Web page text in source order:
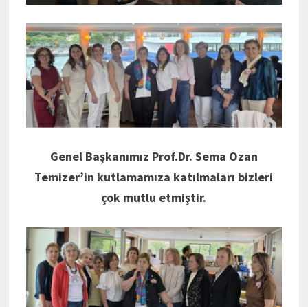
Genel Başkanımız Prof.Dr. Sema Ozan
Temizer’in kutlamamıza katılmaları bizleri
çok mutlu etmiştir.